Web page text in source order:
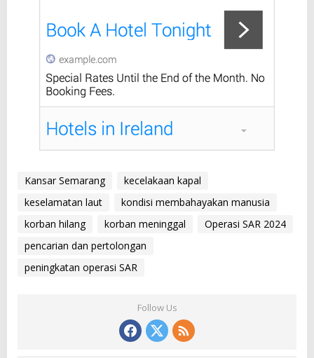
Kansar Semarang
kecelakaan kapal
keselamatan laut
kondisi membahayakan manusia
korban hilang
korban meninggal
Operasi SAR 2024
pencarian dan pertolongan
peningkatan operasi SAR
Follow Us